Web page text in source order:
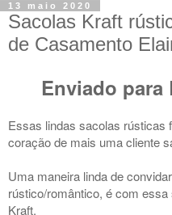
13 maio 2020
Sacolas Kraft
de Casamento
Enviado para
Essas lindas sacolas rústicas
coração de mais uma cliente
Uma maneira linda de
rústico/romântico, é com
Kraft.